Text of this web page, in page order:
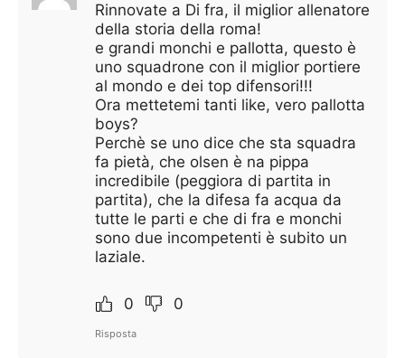
Rinnovate a Di fra, il miglior allenatore
della storia della roma!
e grandi monchi e pallotta, questo è
uno squadrone con il miglior portiere
al mondo e dei top difensori!!!
Ora mettetemi tanti like, vero pallotta
boys?
Perchè se uno dice che sta squadra
fa pietà, che olsen è na pippa
incredibile (peggiora di partita in
partita), che la difesa fa acqua da
tutte le parti e che di fra e monchi
sono due incompetenti è subito un
laziale.
0 0
Risposta